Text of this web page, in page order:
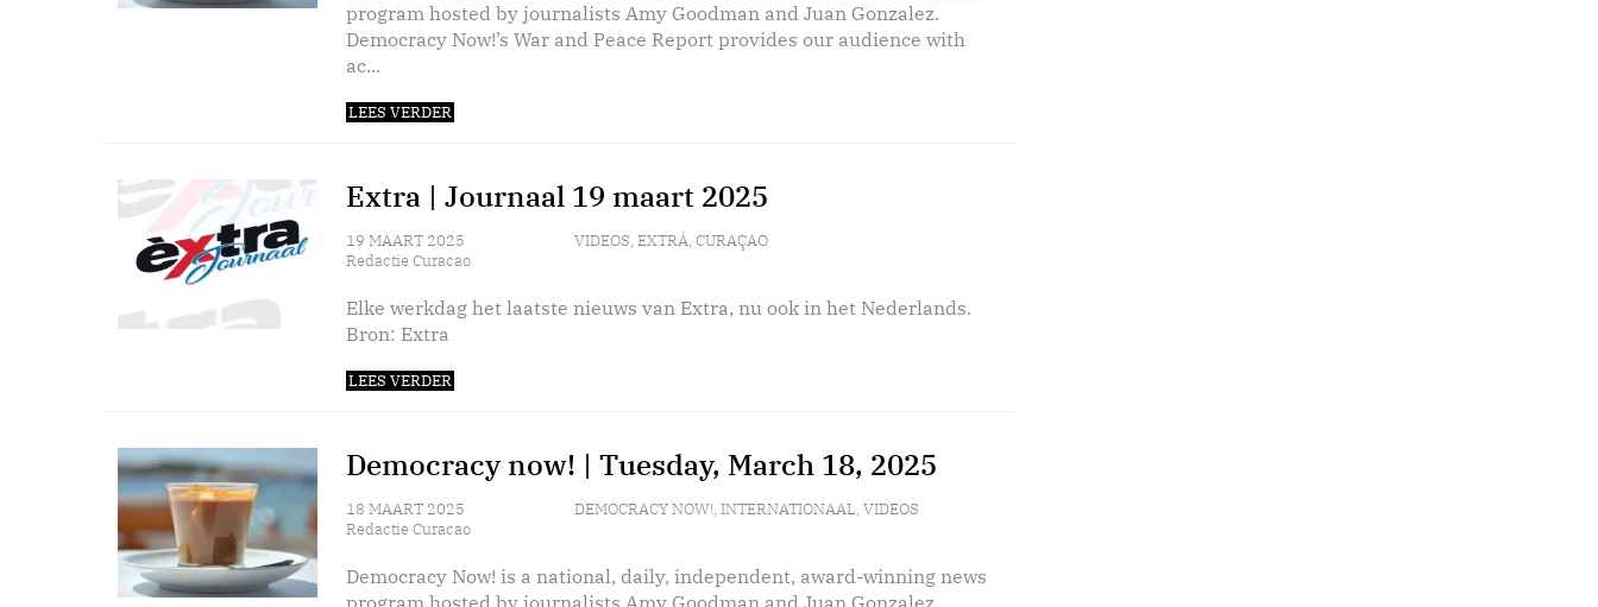
program hosted by journalists Amy Goodman and Juan Gonzalez.
Democracy Now!’s War and Peace Report provides our audience with
ac...
LEES VERDER
Extra | Journaal 19 maart 2025
19 MAART 2025
Redactie Curacao
VIDEOS, EXTRÁ, CURAÇAO
Elke werkdag het laatste nieuws van Extra, nu ook in het Nederlands.
Bron: Extra
LEES VERDER
Democracy now! | Tuesday, March 18, 2025
18 MAART 2025
Redactie Curacao
DEMOCRACY NOW!, INTERNATIONAAL, VIDEOS
Democracy Now! is a national, daily, independent, award-winning news
program hosted by journalists Amy Goodman and Juan Gonzalez.